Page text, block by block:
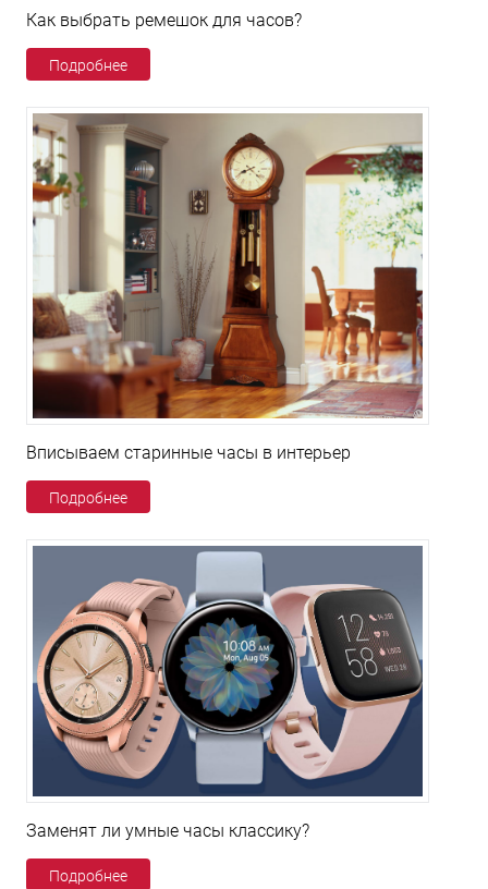
Как выбрать ремешок для часов?
Подробнее
Вписываем старинные часы в интерьер
Подробнее
Заменят ли умные часы классику?
Подробнее